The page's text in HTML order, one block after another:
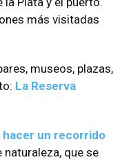
más visitadas
museos, plazas,
La Reserva
hacer un recorrido
que se